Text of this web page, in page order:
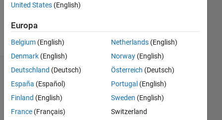
Follow
Sponsorizzazioni
Please
to
United States (English)
Europa
Belgium (English)
Denmark (English)
Deutschland (Deutsch)
España (Español)
Finland (English)
France (Français)
Netherlands(English)
Norway(English)
Österreich (Deutsch)
Portugal (English)
Sweden (English)
Switzerland